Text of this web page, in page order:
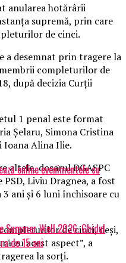
anularea hotărârii
supremă, prin care
de cinci.
a desemnat prin tragere la
completurilor de
după decizia Curţii
1 penal este format
Şelaru, Simona Cristina
Ioana Alina Ilie.
altele, dosarul DGASPC
Liviu Dragnea, a fost
ani şi 6 luni închisoare cu
de cinci, deşi,
cu acest aspect”, a
la sorţi.
online evenimentele cu
Well 2026. Ghidul
de 15 ani